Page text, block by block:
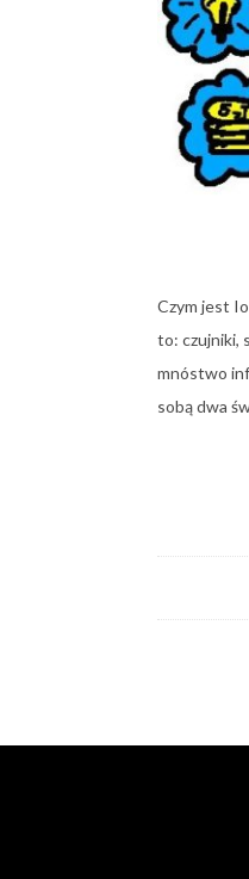
Czym jest
to: czujniki,
mnóstwo
sobą dwa